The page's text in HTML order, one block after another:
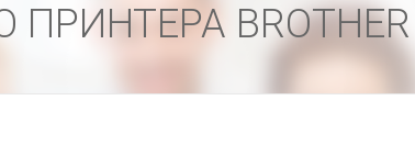
BROTHER